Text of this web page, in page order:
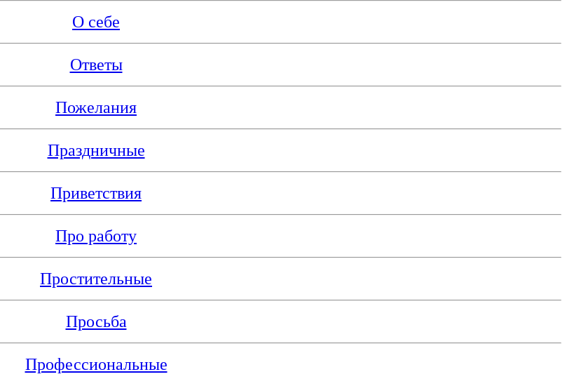
О себе
Ответы
Пожелания
Праздничные
Приветствия
Про работу
Простительные
Просьба
Профессиональные